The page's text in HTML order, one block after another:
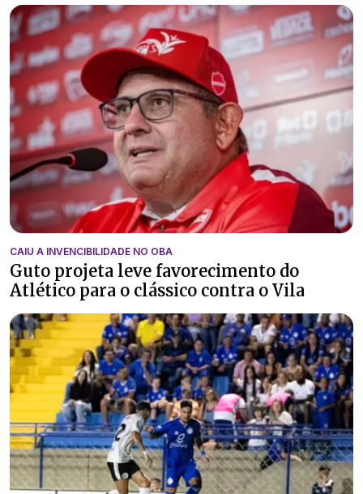
CAIU A INVENCIBILIDADE NO OBA
Guto projeta leve favorecimento do
Atlético para o clássico contra o Vila